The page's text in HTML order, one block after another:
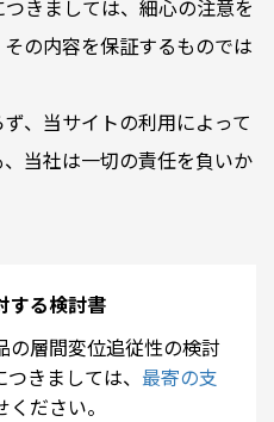
きましては、細心の注意を
の内容を保証するものでは
、当サイトの利用によって
当社は一切の責任を負いか
する検討書
の層間変位追従性の検討
きましては、 最寄の支
ださい。